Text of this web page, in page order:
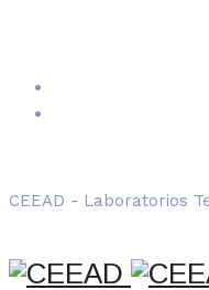
CEEAD - Laboratorios